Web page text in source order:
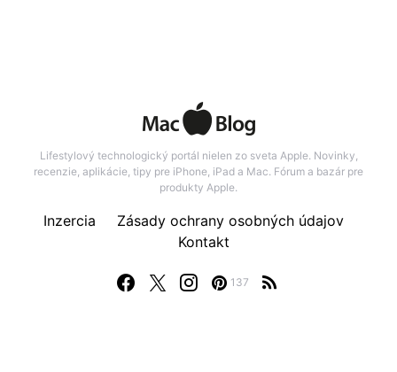
Lifestylový technologický portál nielen zo sveta Apple. Novinky,
recenzie, aplikácie, tipy pre iPhone, iPad a Mac. Fórum a bazár pre
produkty Apple.
137
Inzercia
Zásady ochrany osobných údajov
Kontakt